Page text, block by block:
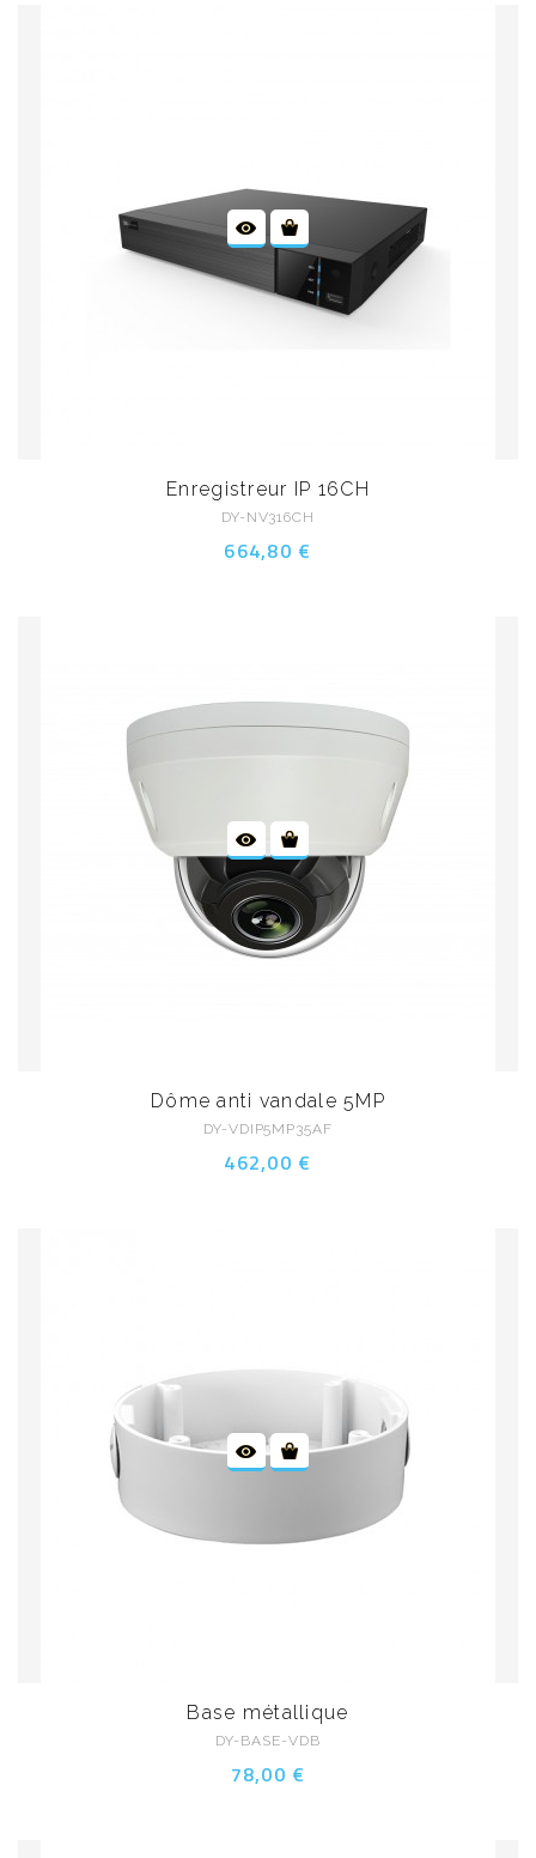
Enregistreur IP 16CH
DY-NV316CH
664,80 €
Dôme anti vandale 5MP
DY-VDIP5MP35AF
462,00 €
Base métallique
DY-BASE-VDB
78,00 €